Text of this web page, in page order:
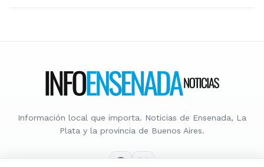
Información local que importa. Noticias de Ensenada, La
Plata y la provincia de Buenos Aires.